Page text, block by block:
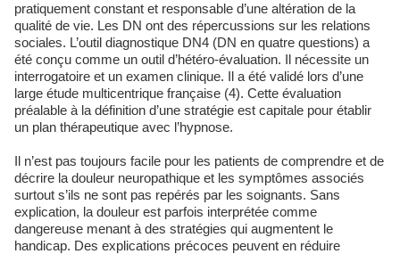
pratiquement constant et responsable d’une altération de la
qualité de vie. Les DN ont des répercussions sur les relations
sociales. L’outil diagnostique DN4 (DN en quatre questions) a
été conçu comme un outil d’hétéro-évaluation. Il nécessite un
interrogatoire et un examen clinique. Il a été validé lors d’une
large étude multicentrique française (4). Cette évaluation
préalable à la définition d’une stratégie est capitale pour établir
un plan thérapeutique avec l’hypnose.
Il n’est pas toujours facile pour les patients de comprendre et de
décrire la douleur neuropathique et les symptômes associés
surtout s’ils ne sont pas repérés par les soignants. Sans
explication, la douleur est parfois interprétée comme
dangereuse menant à des stratégies qui augmentent le
handicap. Des explications précoces peuvent en réduire